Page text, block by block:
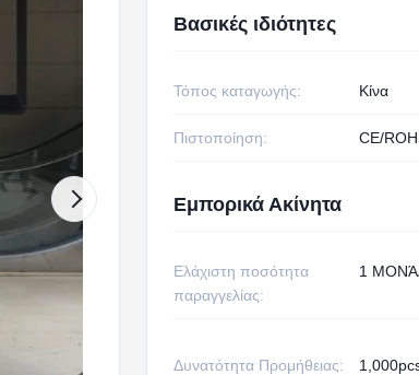
Βασικές ιδιότητες
Τόπος καταγωγής: Κίνα
Πιστοποίηση: CE/
Εμπορικά Ακίνητα
Ελάχιστη ποσότητα
παραγγελίας:
1
Δυνατότητα Προμήθειας: